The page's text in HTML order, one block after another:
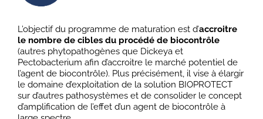
L’objectif du programme de maturation est d’accroitre
le nombre de cibles du procédé de biocontrôle
(autres phytopathogènes que Dickeya et
Pectobacterium afin d’accroitre le marché potentiel de
l’agent de biocontrôle). Plus précisément, il vise à élargir
le domaine d’exploitation de la solution BIOPROTECT
sur d’autres pathosystèmes et de consolider le concept
d’amplification de l’effet d’un agent de biocontrôle à